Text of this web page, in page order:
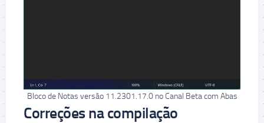
Bloco de Notas versão 11.2301.17.0 no Canal Beta com Abas
Correções na compilação